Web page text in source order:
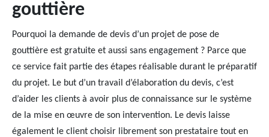
gouttière
Pourquoi la demande de devis d’un projet de pose de
gouttière est gratuite et aussi sans engagement ? Parce que
ce service fait partie des étapes réalisable durant le préparatif
du projet. Le but d’un travail d’élaboration du devis, c’est
d’aider les clients à avoir plus de connaissance sur le système
de la mise en œuvre de son intervention. Le devis laisse
également le client choisir librement son prestataire tout en